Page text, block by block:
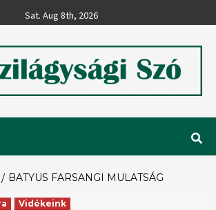
Sat. Aug 8th, 2026
Szó
BATYUS FARSANGI MULATSÁG
Vidékeink